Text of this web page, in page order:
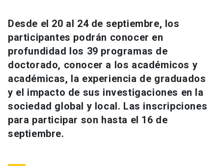
Información para keyboard_arrow_down
Futuros estudiantes
Estudiantes
Académicos
Personal
Go to english site launch
ACCESOS DIRECTOS
Admisión launch
Mi Cuenta UC launch
Desde el 20 al 24 de septiembre, los
participantes podrán conocer en
profundidad los 39 programas de
doctorado, conocer a los académicos y
académicas, la experiencia de graduados
y el impacto de sus investigaciones en la
sociedad global y local. Las inscripciones
para participar son hasta el 16 de
septiembre.